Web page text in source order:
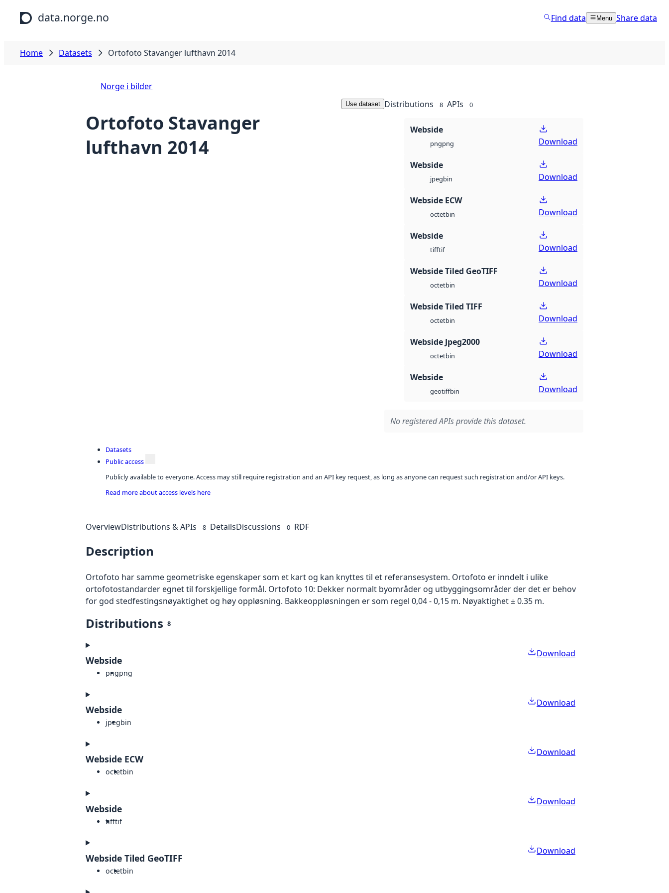
Skip to main content
data.norge.no Find data Menu Share data
Home Datasets Ortofoto Stavanger lufthavn 2014
Norge i bilder
Ortofoto Stavanger
lufthavn 2014
Use dataset Distributions 8 APIs 0
Webside
pngpng Download
Webside
jpegbin Download
Webside ECW
octetbin Download
Webside
tifftif Download
Webside Tiled GeoTIFF
octetbin Download
Webside Tiled TIFF
octetbin Download
Webside Jpeg2000
octetbin Download
Webside
geotiffbin Download
No registered APIs provide this dataset.
Datasets
Public access
Publicly available to everyone. Access may still require registration and an API key request, as long as anyone can request such registration and/or API keys.
Read more about access levels here
OverviewDistributions & APIs 8 DetailsDiscussions 0 RDF
Description
Ortofoto har samme geometriske egenskaper som et kart og kan knyttes til et referansesystem. Ortofoto er inndelt i ulike
ortofotostandarder egnet til forskjellige formål. Ortofoto 10: Dekker normalt byområder og utbyggingsområder der det er behov
for god stedfestingsnøyaktighet og høy oppløsning. Bakkeoppløsningen er som regel 0,04 - 0,15 m. Nøyaktighet ± 0.35 m.
Distributions 8
Webside
pngpng
Download
Webside
jpegbin
Download
Webside ECW
octetbin
Download
Webside
tifftif
Download
Webside Tiled GeoTIFF
octetbin
Download